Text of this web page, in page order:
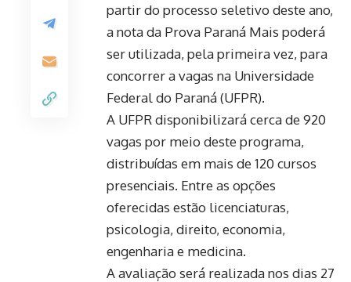
partir do processo seletivo deste ano,
a nota da Prova Paraná Mais poderá
ser utilizada, pela primeira vez, para
concorrer a vagas na Universidade
Federal do Paraná (UFPR).
A UFPR disponibilizará cerca de 920
vagas por meio deste programa,
distribuídas em mais de 120 cursos
presenciais. Entre as opções
oferecidas estão licenciaturas,
psicologia, direito, economia,
engenharia e medicina.
A avaliação será realizada nos dias 27